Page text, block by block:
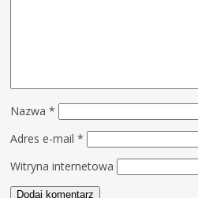
Nazwa*
Adres e-mail*
Witryna internetowa